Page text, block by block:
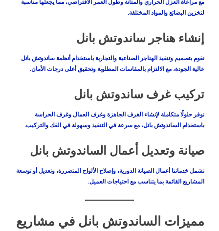
مع مراعاة العزل الحراري والمتانة وطول العمر الافتراضي، مما يجعلها مناسبة
لتخزين البضائع والمواد المختلفة.
إنشاء هناجر ساندوتش بانل
نقوم بتصميم وتنفيذ الهناجر الصناعية والتجارية باستخدام أنظمة ساندوتش بانل
عالية الجودة، مع الالتزام بالمقاسات المطلوبة وتحقيق أعلى درجات الأمان.
تركيب غرف ساندوتش بانل
نوفر حلولًا متكاملة لإنشاء الغرف الجاهزة وغرف العمال وغرف الحراسة
باستخدام الساندوتش بانل، مع سرعة في التنفيذ وسهولة في الفك والتركيب.
صيانة وتعديل أعمال الساندوتش بانل
تشمل خدماتنا أعمال الصيانة الدورية، وإصلاح الألواح المتضررة، وتعديل أو توسعة
المشاريع القائمة بما يتناسب مع احتياجات العميل.
مميزات الساندوتش بانل في مشاريع